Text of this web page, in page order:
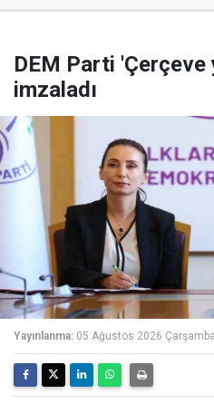
DEM Parti
imzaladı
Yayınlanma: 05 Ağustos 2026